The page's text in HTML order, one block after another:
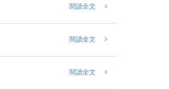
閱讀全文
閱讀全文
閱讀全文